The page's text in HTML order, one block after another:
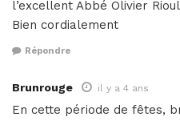
l’excellent Abbé Olivier
Bien cordialement
Répondre
Brunrouge il y a 4 ans
En cette période de fêtes,